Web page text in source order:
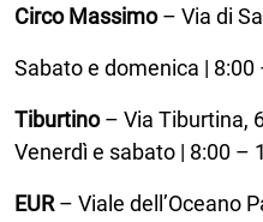
Circo Massimo– Via di
Sabato e domenica | 8:00
Tiburtino– Via Tiburtina,
Venerdì e sabato | 8:00 –
EUR – Viale dell’Oceano